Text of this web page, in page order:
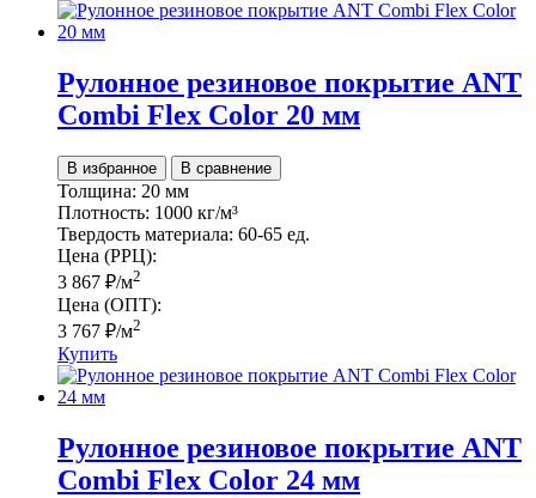
Рулонное резиновое покрытие ANT
Сombi Flex Color 20 мм
В избранное В сравнение
Толщина: 20 мм
Плотность: 1000 кг/м³
Твердость материала: 60-65 ед.
Цена (РРЦ):
3 867 ₽/м2
Цена (ОПТ):
3 767 ₽/м2
Купить
Рулонное резиновое покрытие ANT
Сombi Flex Color 24 мм